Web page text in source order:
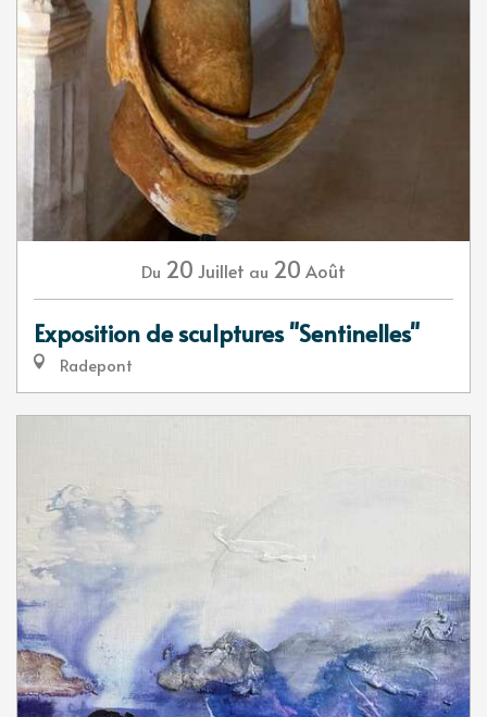
Du 20 Juillet au 20 Août
Exposition de sculptures "Sentinelles"
Radepont